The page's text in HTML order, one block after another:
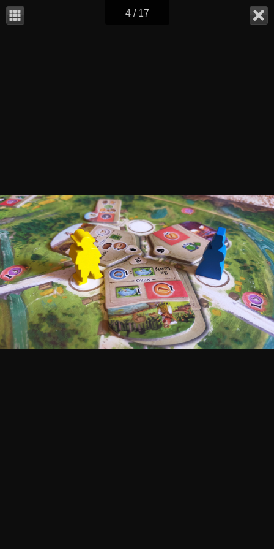
4 / 17